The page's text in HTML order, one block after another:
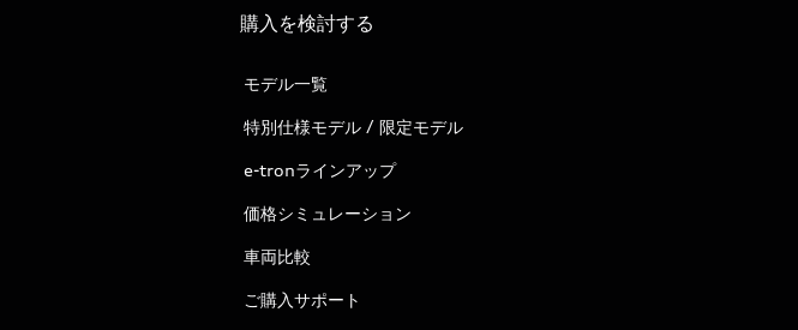
購入を検討する
モデル一覧
特別仕様モデル / 限定モデル
e-tronラインアップ
価格シミュレーション
車両比較
ご購入サポート